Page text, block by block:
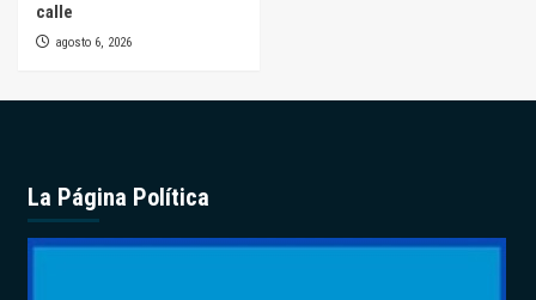
calle
agosto 6, 2026
La Página Política